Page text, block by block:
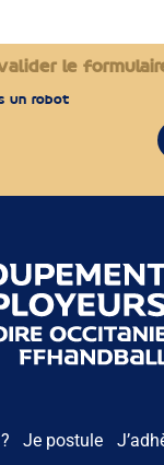
le
un robot
Je postule